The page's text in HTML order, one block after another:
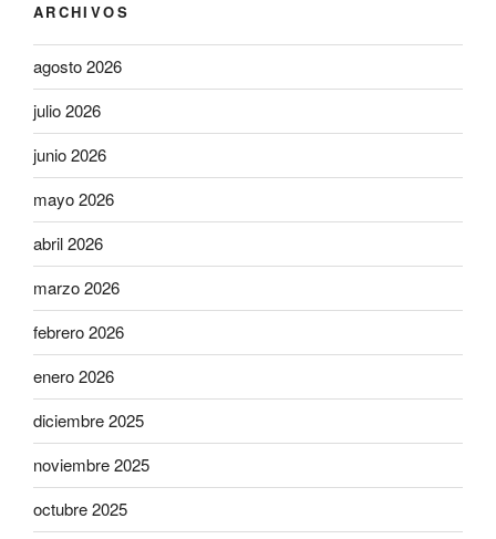
ARCHIVOS
agosto 2026
julio 2026
junio 2026
mayo 2026
abril 2026
marzo 2026
febrero 2026
enero 2026
diciembre 2025
noviembre 2025
octubre 2025